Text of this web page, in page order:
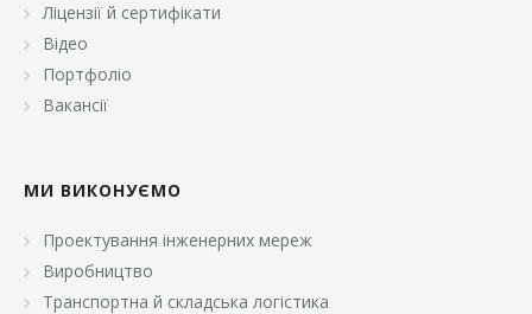
«ВК Експресс»
«Класс»
«Континент»
Ліцензії й сертифікати
Відео
Портфоліо
Вакансії
МИ ВИКОНУЄМО
Проектування інженерних мереж
Виробництво
Транспортна й складська логістика